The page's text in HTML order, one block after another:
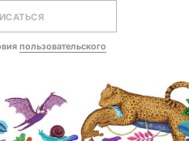
пользовательского